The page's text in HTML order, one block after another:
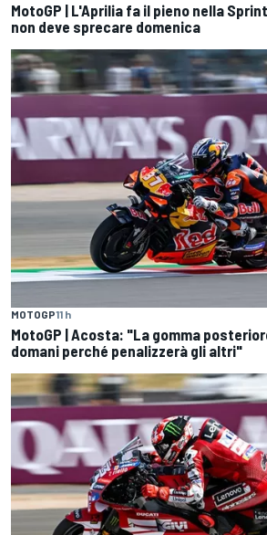
MotoGP | L'Aprilia fa il pieno nella
non deve sprecare domenica
MOTOGP11 h
MotoGP | Acosta: "La gomma
domani perché penalizzerà gli altri"